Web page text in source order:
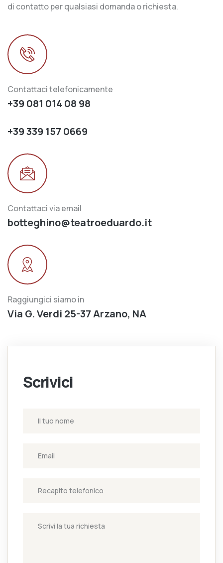
di contatto per qualsiasi domanda o richiesta.
Contattaci telefonicamente
+39 081 014 08 98
+39 339 157 0669
Contattaci via email
botteghino@teatroeduardo.it
Raggiungici siamo in
Via G. Verdi 25-37 Arzano, NA
Scrivici